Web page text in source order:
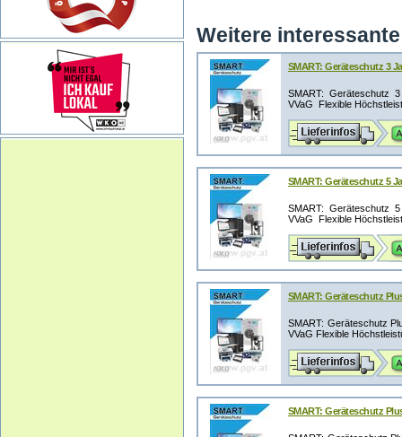
Weitere
SMART: Geräteschutz 3
SMART: Geräteschutz
VVaG Flexible
SMART: Geräteschutz 5
SMART: Geräteschutz
VVaG Flexible
SMART: Geräteschutz
SMART: Geräteschutz
VVaG Flexible
SMART: Geräteschutz